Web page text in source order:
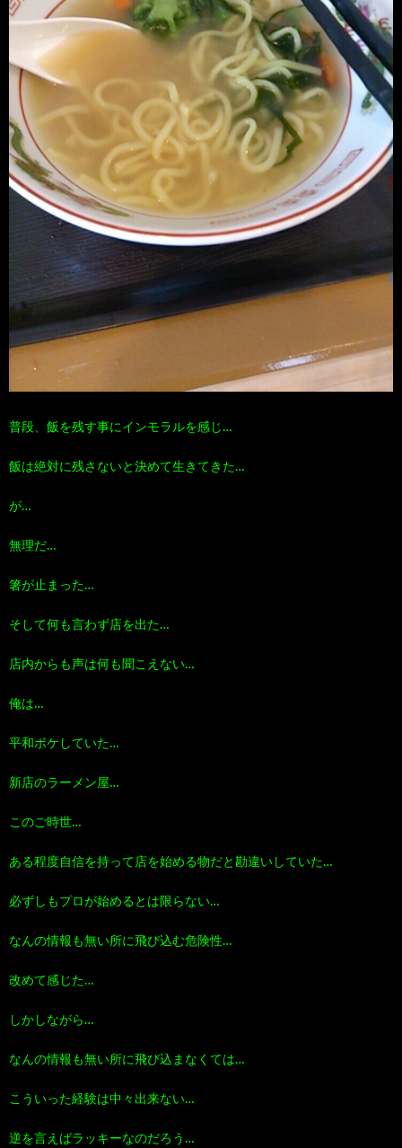
普段、飯を残す事にインモラルを感じ…
飯は絶対に残さないと決めて生きてきた…
が…
無理だ…
箸が止まった…
そして何も言わず店を出た…
店内からも声は何も聞こえない…
俺は…
平和ボケしていた…
新店のラーメン屋…
このご時世…
ある程度自信を持って店を始める物だと勘違いしていた…
必ずしもプロが始めるとは限らない…
なんの情報も無い所に飛び込む危険性…
改めて感じた…
しかしながら…
なんの情報も無い所に飛び込まなくては…
こういった経験は中々出来ない…
逆を言えばラッキーなのだろう…